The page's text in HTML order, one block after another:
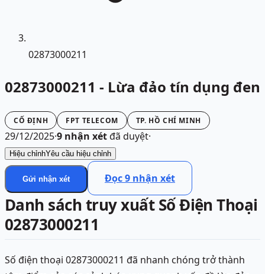
02873000211
02873000211 - Lừa đảo tín dụng đen
CỐ ĐỊNH FPT TELECOM TP. HỒ CHÍ MINH
29/12/2025·9 nhận xétđã duyệt·
Hiệu chỉnhYêu cầu hiệu chỉnh
Gửi nhận xét Đọc9 nhận xét
Danh sách truy xuất Số Điện Thoại
02873000211
Số điện thoại 02873000211 đã nhanh chóng trở thành